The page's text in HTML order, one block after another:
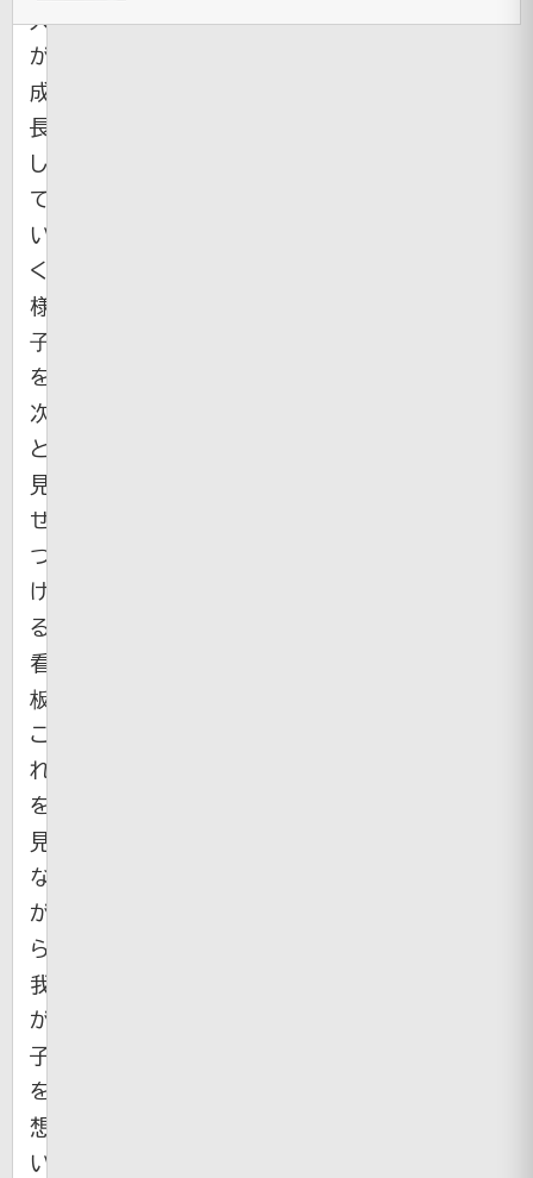
人
が
成
長
し
て
い
く
様
子
を
次々
と
見
せ
つ
け
る
看
板。
こ
れ
を
見
な
が
ら
我
が
子
を
想
い